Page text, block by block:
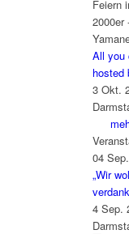
All you
hosted
3 Okt.
04 Sep.
„Wir
4 Sep.